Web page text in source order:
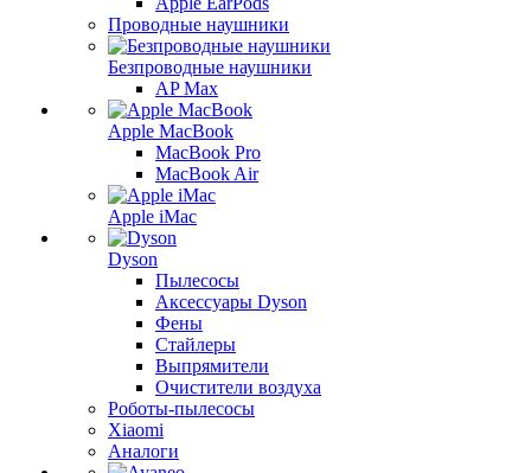
Проводные наушники
Безпроводные наушники
AP Max
Apple MacBook
MacBook Pro
MacBook Air
Apple iMac
Dyson
Пылесосы
Аксессуары Dyson
Фены
Стайлеры
Выпрямители
Очистители воздуха
Роботы-пылесосы
Xiaomi
Аналоги